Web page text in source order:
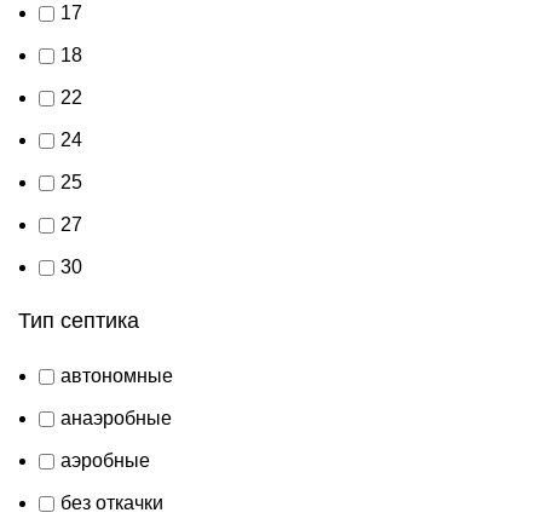
17
18
22
24
25
27
30
Тип септика
автономные
анаэробные
аэробные
без откачки